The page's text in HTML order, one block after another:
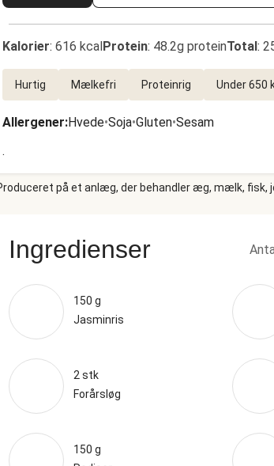
Kalorier: 616 kcalProtein: 48.2g proteinTotal:
Hurtig Mælkefri Proteinrig Under 650
Allergener:Hvede•Soja•Gluten•Sesam
.
på et anlæg, der behandler æg, mælk, fisk,
Ingredienser
150 g
Jasminris
2 stk
Forårsløg
150 g